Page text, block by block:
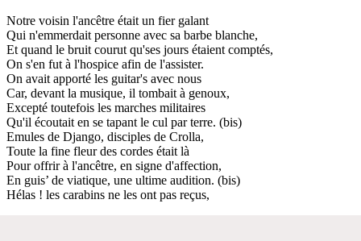
Notre voisin l'ancêtre était un fier galant
Qui n'emmerdait personne avec sa barbe blanche,
Et quand le bruit courut qu'ses jours étaient comptés,
On s'en fut à l'hospice afin de l'assister.
On avait apporté les guitar's avec nous
Car, devant la musique, il tombait à genoux,
Excepté toutefois les marches militaires
Qu'il écoutait en se tapant le cul par terre. (bis)
Emules de Django, disciples de Crolla,
Toute la fine fleur des cordes était là
Pour offrir à l'ancêtre, en signe d'affection,
En guis’ de viatique, une ultime audition. (bis)
Hélas ! les carabins ne les ont pas reçus,